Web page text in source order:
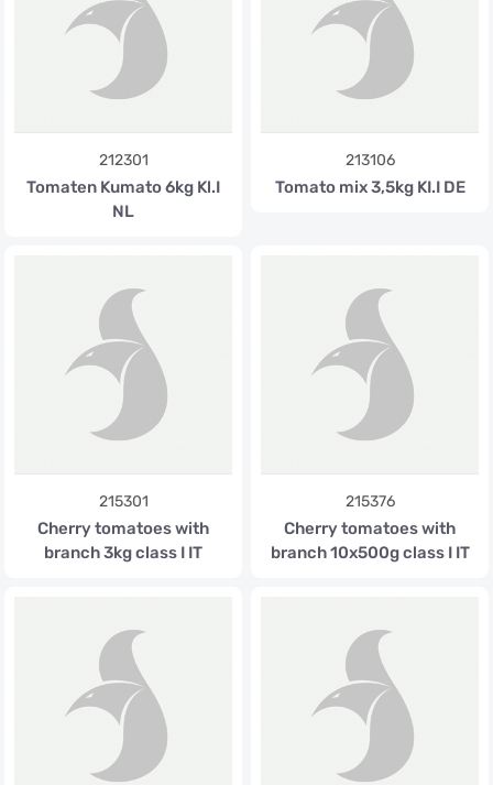
212301
Tomaten Kumato 6kg Kl.I
NL
213106
Tomato mix 3,5kg KI.I DE
215301
Cherry tomatoes with
branch 3kg class I IT
215376
Cherry tomatoes with
branch 10x500g class I IT